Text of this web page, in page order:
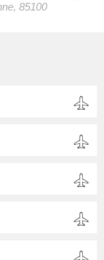
85100